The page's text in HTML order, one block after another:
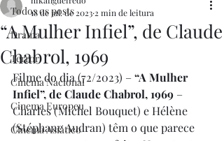
Todos os posts
Drama
Terror
Cinema Nacional
Cinema Europeu
Cinema Asiático
“A Mulher Infiel”, de Claude
Chabrol, 1969
18 de jul. de 2023 2 min de leitura
Filme do dia (72/2023) – “A Mulher
Infiel”, de Claude Chabrol, 1969 –
Charles (Michel Bouquet) e Hélène
(Stéphane Audran) têm o que parece